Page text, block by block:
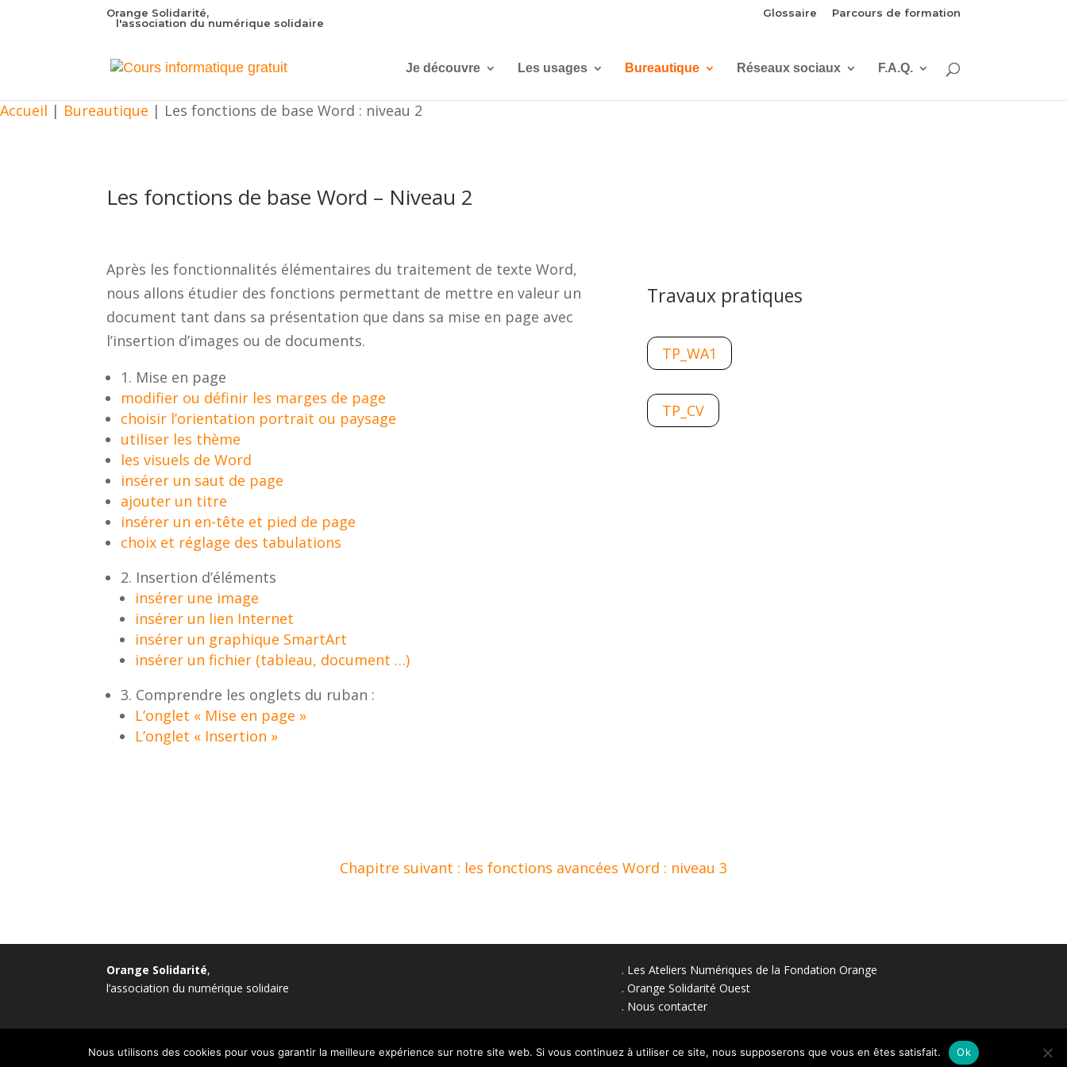
Orange Solidarité,
l'association du numérique solidaire
Glossaire Parcours de formation
Je découvre Les usages Bureautique Réseaux sociaux F.A.Q.
Accueil | Bureautique | Les fonctions de base Word : niveau 2
Les fonctions de base Word – Niveau 2
Après les fonctionnalités élémentaires du traitement de texte Word,
nous allons étudier des fonctions permettant de mettre en valeur un
document tant dans sa présentation que dans sa mise en page avec
l’insertion d’images ou de documents.
1. Mise en page
modifier ou définir les marges de page
choisir l’orientation portrait ou paysage
utiliser les thème
les visuels de Word
insérer un saut de page
ajouter un titre
insérer un en-tête et pied de page
choix et réglage des tabulations
2. Insertion d’éléments
insérer une image
insérer un lien Internet
insérer un graphique SmartArt
insérer un fichier (tableau, document …)
3. Comprendre les onglets du ruban :
L’onglet « Mise en page »
L’onglet « Insertion »
Travaux pratiques
TP_WA1
TP_CV
Chapitre suivant : les fonctions avancées Word : niveau 3
Orange Solidarité,
l’association du numérique solidaire
. Les Ateliers Numériques de la Fondation Orange
. Orange Solidarité Ouest
. Nous contacter
Copyright © 2026 Fondation Orange. All rights reserved.Mentions légales
Nous utilisons des cookies pour vous garantir la meilleure expérience sur notre site web. Si vous continuez à utiliser ce site, nous supposerons que vous en êtes satisfait. Ok